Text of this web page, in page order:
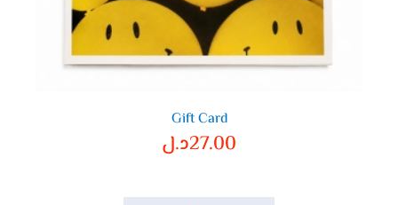
Gift Card
27.00د.ل